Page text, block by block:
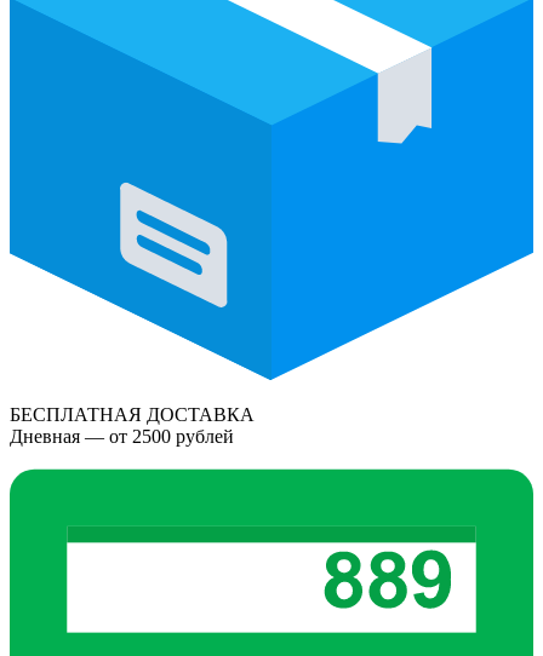
БЕСПЛАТНАЯ ДОСТАВКА
Дневная — от 2500 рублей